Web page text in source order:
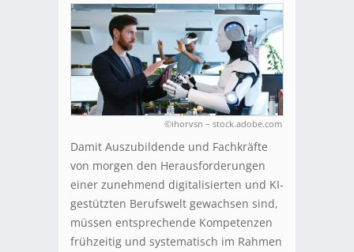
©ihorvsn – stock.adobe.com
Damit Auszubildende und Fachkräfte
von morgen den Herausforderungen
einer zunehmend digitalisierten und KI-
gestützten Berufswelt gewachsen sind,
müssen entsprechende Kompetenzen
frühzeitig und systematisch im Rahmen